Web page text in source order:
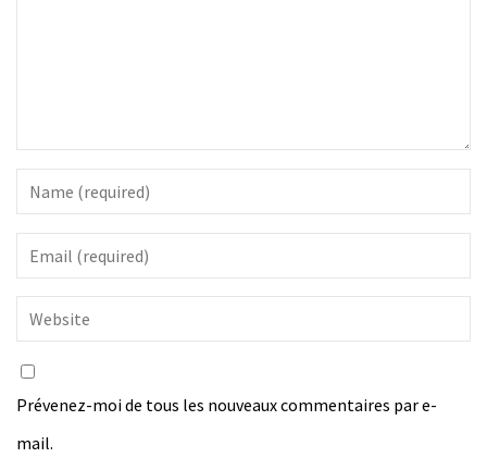
Prévenez-moi de tous les nouveaux commentaires par e-
mail.